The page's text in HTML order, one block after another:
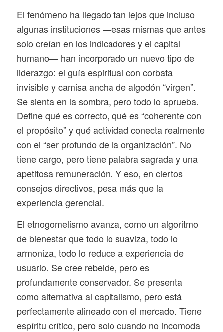
El fenómeno ha llegado tan lejos que incluso
algunas instituciones —esas mismas que antes
solo creían en los indicadores y el capital
humano— han incorporado un nuevo tipo de
liderazgo: el guía espiritual con corbata
invisible y camisa ancha de algodón “virgen”.
Se sienta en la sombra, pero todo lo aprueba.
Define qué es correcto, qué es “coherente con
el propósito” y qué actividad conecta realmente
con el “ser profundo de la organización”. No
tiene cargo, pero tiene palabra sagrada y una
apetitosa remuneración. Y eso, en ciertos
consejos directivos, pesa más que la
experiencia gerencial.
El etnogomelismo avanza, como un algoritmo
de bienestar que todo lo suaviza, todo lo
armoniza, todo lo reduce a experiencia de
usuario. Se cree rebelde, pero es
profundamente conservador. Se presenta
como alternativa al capitalismo, pero está
perfectamente alineado con el mercado. Tiene
espíritu crítico, pero solo cuando no incomoda